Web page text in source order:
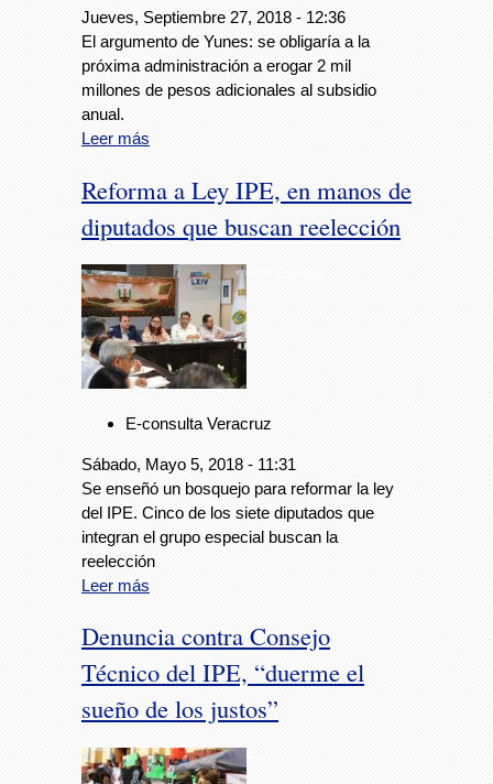
Jueves, Septiembre 27, 2018 - 12:36
El argumento de Yunes: se obligaría a la
próxima administración a erogar 2 mil
millones de pesos adicionales al subsidio
anual.
Leer más
Reforma a Ley IPE, en manos de
diputados que buscan reelección
E-consulta Veracruz
Sábado, Mayo 5, 2018 - 11:31
Se enseñó un bosquejo para reformar la ley
del IPE. Cinco de los siete diputados que
integran el grupo especial buscan la
reelección
Leer más
Denuncia contra Consejo
Técnico del IPE, “duerme el
sueño de los justos”